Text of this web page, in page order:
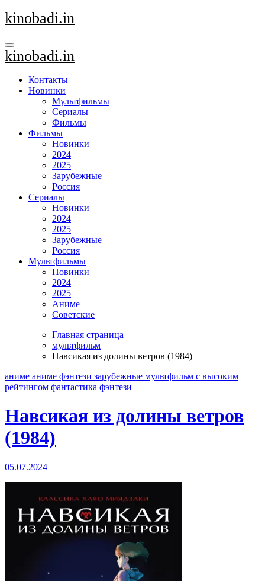
Перейти
к
kinobadi.in
kinobadi.in
Контакты
Новинки
Мультфильмы
Сериалы
Фильмы
Фильмы
Новинки
2024
2025
Зарубежные
Россия
Сериалы
Новинки
2024
2025
Зарубежные
Россия
Мультфильмы
Новинки
2024
2025
Аниме
Советские
Главная страница
мультфильм
Навсикая из долины ветров (1984)
аниме аниме фэнтези зарубежные мультфильм с высоким
рейтингом фантастика фэнтези
Навсикая из долины ветров
(1984)
05.07.2024